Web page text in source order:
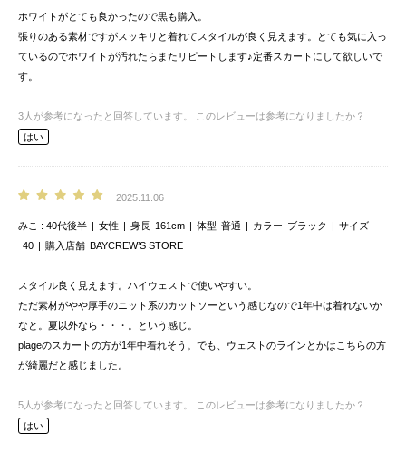
ホワイトがとても良かったので黒も購入。
張りのある素材ですがスッキリと着れてスタイルが良く見えます。とても気に入っ
ているのでホワイトが汚れたらまたリピートします♪定番スカートにして欲しいで
す。
3 人が参考になったと回答しています。
このレビューは参考になりましたか？
はい
2025.11.06
みこ 40代後半 女性 身長 161cm 体型 普通 カラー ブラック
サイズ
40
購入店舗 BAYCREW’S STORE
スタイル良く見えます。ハイウェストで使いやすい。
ただ素材がやや厚手のニット系のカットソーという感じなので1年中は着れないか
なと。夏以外なら・・・。という感じ。
plageのスカートの方が1年中着れそう。でも、ウェストのラインとかはこちらの方
が綺麗だと感じました。
5 人が参考になったと回答しています。
このレビューは参考になりましたか？
はい